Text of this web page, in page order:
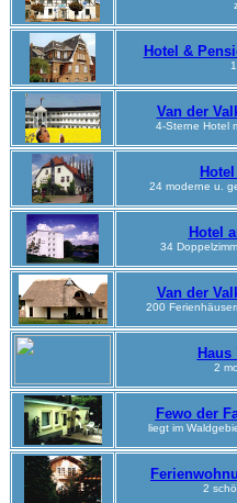
Hotel &
Van der
4-Sterne Hotel
24 moderne u.
Hotel
34
Van der
200
2
Fewo der
liegt im
2